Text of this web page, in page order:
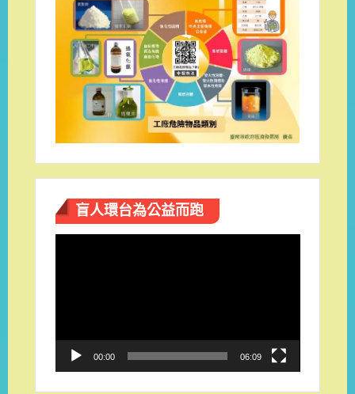
盲人環台​為公益而跑
00:00 06:09